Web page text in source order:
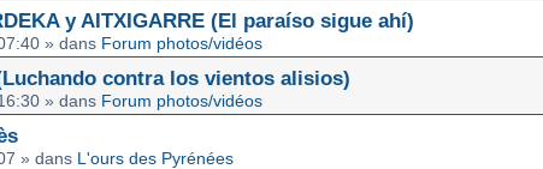
y AITXIGARRE (El paraíso sigue ahí)
» dans Forum photos/vidéos
contra los vientos alisios)
» dans Forum photos/vidéos
» dans L'ours des Pyrénées